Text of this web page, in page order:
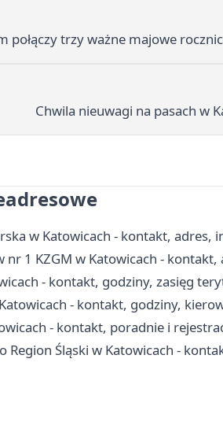
połączy trzy ważne majowe
Chwila nieuwagi na pasach w
w Katowicach - kontakt, adres,
nr 1 KZGM w Katowicach - kontakt,
- kontakt, godziny, zasięg
- kontakt, godziny,
- kontakt, poradnie i
Region Śląski w Katowicach -